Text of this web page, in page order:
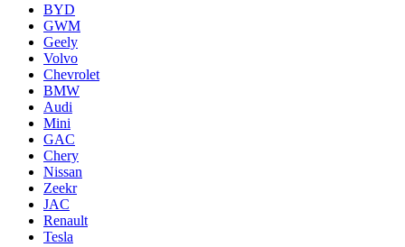
BYD
GWM
Geely
Volvo
Chevrolet
BMW
Audi
Mini
GAC
Chery
Nissan
Zeekr
JAC
Renault
Tesla